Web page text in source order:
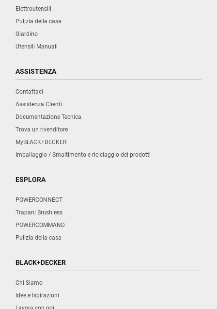
Elettroutensili
Pulizia della casa
Giardino
Utensili Manuali
ASSISTENZA
Contattaci
Assistenza Clienti
Documentazione Tecnica
Trova un rivenditore
MyBLACK+DECKER
Imballaggio / Smaltimento e riciclaggio dei prodotti
ESPLORA
POWERCONNECT
Trapani Brushless
POWERCOMMAND
Pulizia della casa
BLACK+DECKER
Chi Siamo
Idee e Ispirazioni